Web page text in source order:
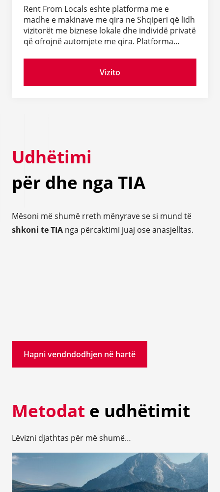
Rent From Locals eshte platforma me e
madhe e makinave me qira ne Shqiperi që lidh
vizitorët me biznese lokale dhe individë privatë
që ofrojnë automjete me qira. Platforma
krahasoni dhe rezervoni online e çmimet me
të mira. Përjetoni një aventurë të
Vizito
Udhëtimi
për dhe nga TIA
Mësoni më shumë rreth mënyrave se si mund të
shkoni te TIA nga përcaktimi juaj ose anasjelltas.
Hapni vendndodhjen në hartë
Metodat e udhëtimit
Lëvizni djathtas për më shumë…